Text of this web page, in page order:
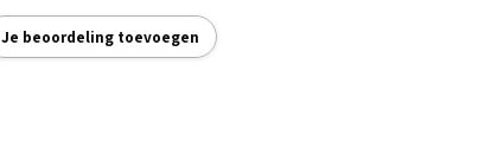
Je beoordeling toevoegen